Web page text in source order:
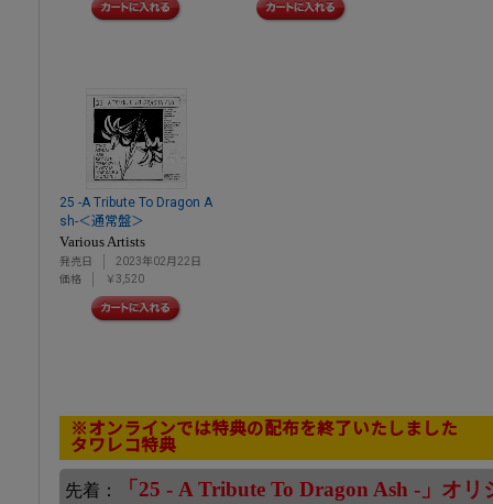
25 -A Tribute To Dragon A
sh-＜通常盤＞
Various Artists
発売日
2023年02月22日
価格
￥3,520
※オンラインでは特典の配布を終了いたしました
タワレコ特典
先着： 「25 - A Tribute To Dragon Ash -」オ